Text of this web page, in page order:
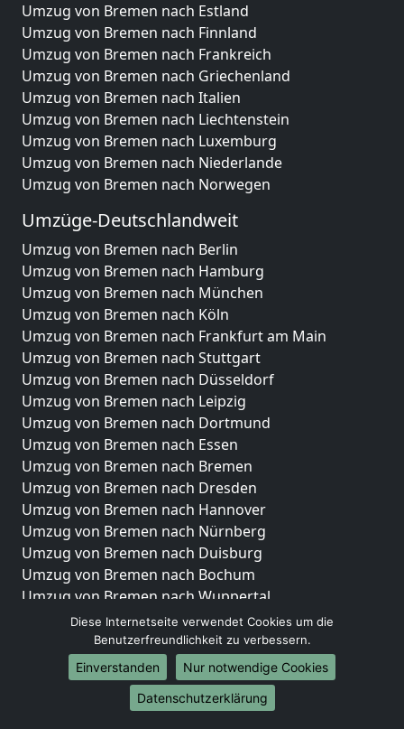
Umzug von Bremen nach Estland
Umzug von Bremen nach Finnland
Umzug von Bremen nach Frankreich
Umzug von Bremen nach Griechenland
Umzug von Bremen nach Italien
Umzug von Bremen nach Liechtenstein
Umzug von Bremen nach Luxemburg
Umzug von Bremen nach Niederlande
Umzug von Bremen nach Norwegen
Umzüge-Deutschlandweit
Umzug von Bremen nach Berlin
Umzug von Bremen nach Hamburg
Umzug von Bremen nach München
Umzug von Bremen nach Köln
Umzug von Bremen nach Frankfurt am Main
Umzug von Bremen nach Stuttgart
Umzug von Bremen nach Düsseldorf
Umzug von Bremen nach Leipzig
Umzug von Bremen nach Dortmund
Umzug von Bremen nach Essen
Umzug von Bremen nach Bremen
Umzug von Bremen nach Dresden
Umzug von Bremen nach Hannover
Umzug von Bremen nach Nürnberg
Umzug von Bremen nach Duisburg
Umzug von Bremen nach Bochum
Umzug von Bremen nach Wuppertal
Umzug von Bremen nach Bielefeld
Umzug von Bremen nach Bonn
Umzug von Bremen nach Münster
Internationale-Umzüge
Diese Internetseite verwendet Cookies um die
Benutzerfreundlichkeit zu verbessern.
Einverstanden
Nur notwendige Cookies
Datenschutzerklärung